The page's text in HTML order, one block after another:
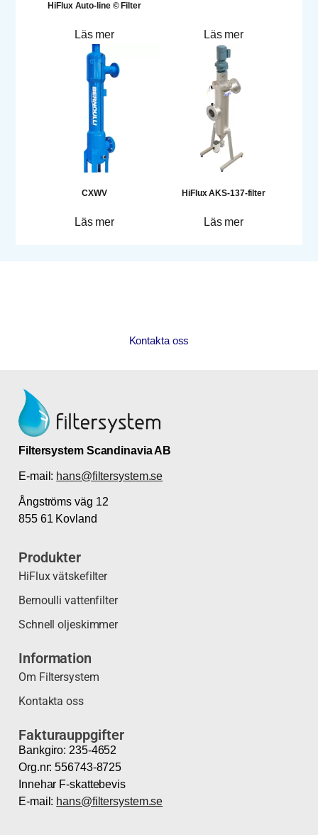
HiFlux Auto-line © Filter
Läs mer Läs mer
CXWV
Läs mer
HiFlux AKS-137-filter
Läs mer
Kontakta oss
Filtersystem Scandinavia AB
E-mail: hans@filtersystem.se
Ångströms väg 12
855 61 Kovland
Produkter
HiFlux vätskefilter
Bernoulli vattenfilter
Schnell oljeskimmer
Information
Om Filtersystem
Kontakta oss
Fakturauppgifter
Bankgiro: 235-4652
Org.nr: 556743-8725
Innehar F-skattebevis
E-mail: hans@filtersystem.se